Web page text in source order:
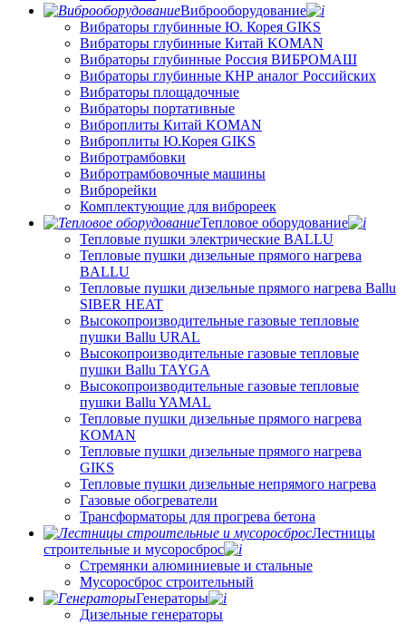
Виброоборудование
Вибраторы глубинные Ю. Корея GIKS
Вибраторы глубинные Китай KOMAN
Вибраторы глубинные Россия ВИБРОМАШ
Вибраторы глубинные КНР аналог Российских
Вибраторы площадочные
Вибраторы портативные
Виброплиты Китай KOMAN
Виброплиты Ю.Корея GIKS
Вибротрамбовки
Вибротрамбовочные машины
Виброрейки
Комплектующие для виброреек
Тепловое оборудование
Тепловые пушки электрические BALLU
Тепловые пушки дизельные прямого нагрева
BALLU
Тепловые пушки дизельные прямого нагрева Ballu
SIBER HEAT
Высокопроизводительные газовые тепловые
пушки Ballu URAL
Высокопроизводительные газовые тепловые
пушки Ballu TAYGA
Высокопроизводительные газовые тепловые
пушки Ballu YAMAL
Тепловые пушки дизельные прямого нагрева
KOMAN
Тепловые пушки дизельные прямого нагрева
GIKS
Тепловые пушки дизельные непрямого нагрева
Газовые обогреватели
Трансформаторы для прогрева бетона
Лестницы
строительные и мусоросброс
Стремянки алюминиевые и стальные
Мусоросброс строительный
Генераторы
Дизельные генераторы